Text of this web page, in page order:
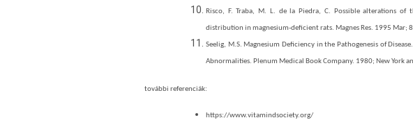
Risco, F. Traba, M. L. de la Piedra, C. Possible alterations of
distribution in magnesium-deficient rats. Magnes Res. 1995 Mar;
Seelig, M.S. Magnesium Deficiency in the Pathogenesis of
Abnormalities. Plenum Medical Book Company. 1980; New York
további referenciák:
https://www.vitamindsociety.org/